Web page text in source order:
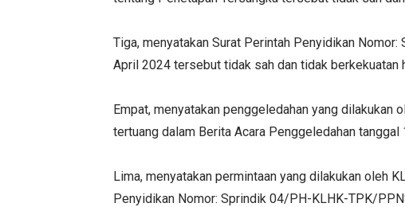
Tiga, menyatakan Surat Perintah Penyidikan
April 2024 tersebut tidak sah dan tidak berkekuatan
Empat, menyatakan penggeledahan yang
tertuang dalam Berita Acara Penggeledahan
Lima, menyatakan permintaan yang dilakukan oleh
Penyidikan Nomor: Sprindik 04/PH-KLHK-TPK/